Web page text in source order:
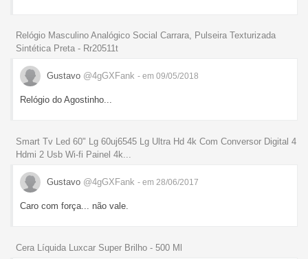
Relógio Masculino Analógico Social Carrara, Pulseira Texturizada
Sintética Preta - Rr20511t
Gustavo @4gGXFank - em 09/05/2018
Relógio do Agostinho...
Smart Tv Led 60" Lg 60uj6545 Lg Ultra Hd 4k Com Conversor Digital 4
Hdmi 2 Usb Wi-fi Painel 4k...
Gustavo @4gGXFank - em 28/06/2017
Caro com força... não vale.
Cera Líquida Luxcar Super Brilho - 500 Ml